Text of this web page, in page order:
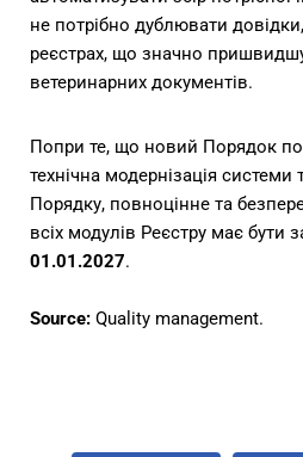
не потрібно дублювати
реєстрах, що значно
ветеринарних документів.
Попри те, що новий Порядок
технічна модернізація
Порядку, повноцінне та
всіх модулів Реєстру має бути
01.01.2027.
Source: Quality management.